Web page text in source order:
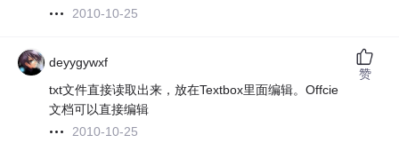
2010-10-25
deyygywxf
txt文件直接读取出来，放在Textbox里面编辑。Offcie
文档可以直接编辑
2010-10-25
赞